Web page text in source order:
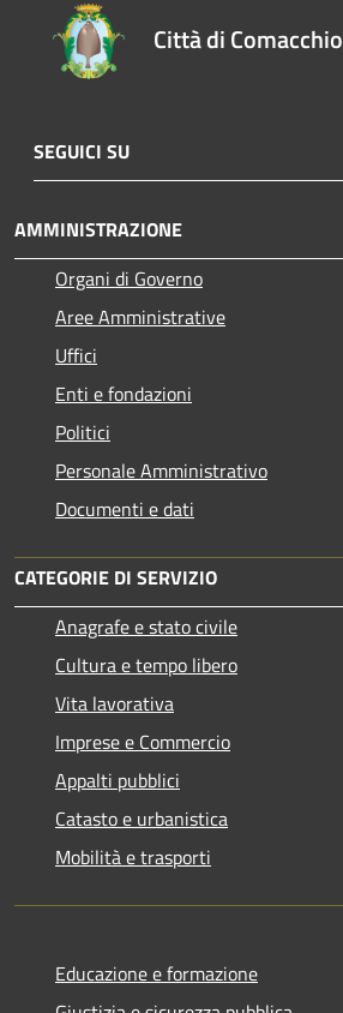
Città di Comacchio
SEGUICI SU
AMMINISTRAZIONE
Organi di Governo
Aree Amministrative
Uffici
Enti e fondazioni
Politici
Personale Amministrativo
Documenti e dati
CATEGORIE DI SERVIZIO
Anagrafe e stato civile
Cultura e tempo libero
Vita lavorativa
Imprese e Commercio
Appalti pubblici
Catasto e urbanistica
Mobilità e trasporti
Educazione e formazione